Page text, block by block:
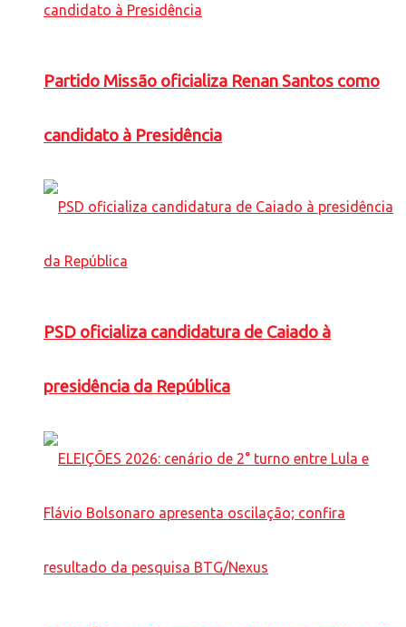
Partido Missão oficializa Renan Santos como
candidato à Presidência
PSD oficializa candidatura de Caiado à
presidência da República